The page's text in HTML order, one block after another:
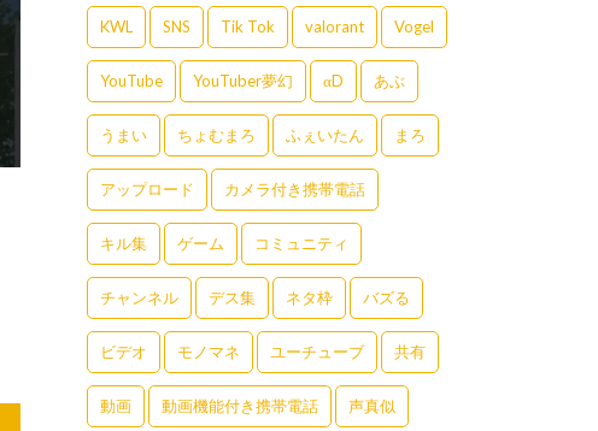
KWL SNS Tik Tok valorant Vogel
YouTube YouTuber夢幻 αD あぶ
うまい ちょむまろ ふぇいたん まろ
アップロード カメラ付き携帯電話
キル集 ゲーム コミュニティ
チャンネル デス集 ネタ枠 バズる
ビデオ モノマネ ユーチューブ 共有
動画 動画機能付き携帯電話 声真似